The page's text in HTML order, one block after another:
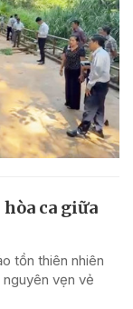
ca giữa
tồn thiên nhiên
nguyên vẹn vẻ